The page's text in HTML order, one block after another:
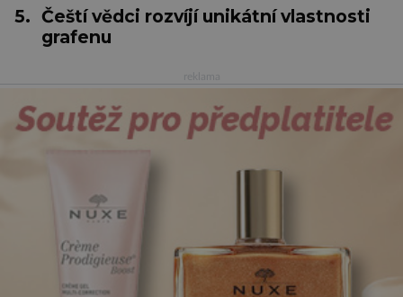
5. Čeští vědci rozvíjí unikátní vlastnosti
grafenu